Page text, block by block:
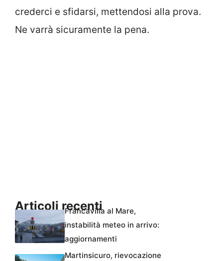
crederci e sfidarsi, mettendosi alla prova.
Ne varrà sicuramente la pena.
Articoli recenti
Francavilla al Mare,
instabilità meteo in arrivo:
aggiornamenti
Martinsicuro, rievocazione